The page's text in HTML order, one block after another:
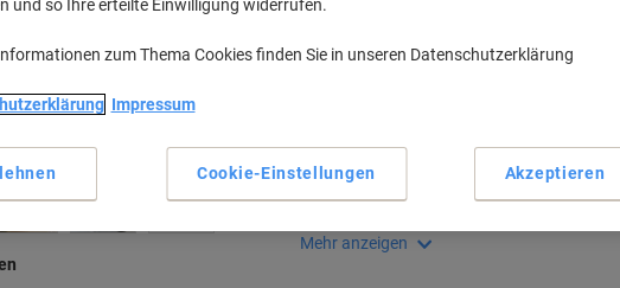
Lieferinformationen Payment methods
Extra grosse Griffe für besseren Halt
210 mm Gesamtlänge
Mehr anzeigen
und so Ihre erteilte Einwilligung widerrufen.
zum Thema Cookies finden Sie in unseren Datenschutzerklärung
Impressum
Cookie-Einstellungen Akzeptieren